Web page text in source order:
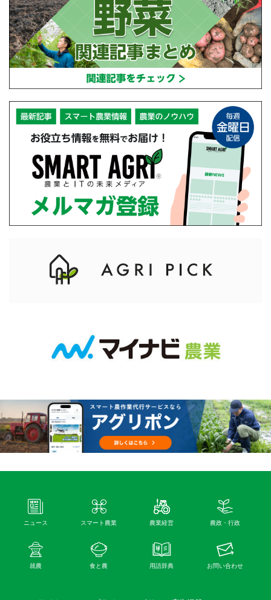
ニュース スマート農業 農業経営 農政・行政
就農 食と農 用語辞典 お問い合わせ